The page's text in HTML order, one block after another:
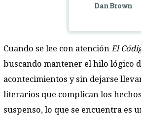
Dan Brown
Cuando se lee con atención El
buscando mantener el hilo lógico
acontecimientos y sin dejarse
literarios que complican los
suspenso, lo que se encuentra es